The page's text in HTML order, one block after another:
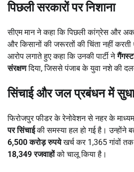
पिछली सरकारों पर निशाना
सीएम मान ने कहा कि पिछली कांग्रेस और
और किसानों की जरूरतों की चिंता नहीं
आरोप लगाते हुए कहा कि उनकी पार्टी ने
संरक्षणदिया, जिससे पंजाब के युवा नशे की
सिंचाई और जल प्रबंधन में
फिरोजपुर फीडर के रेनोवेशन से नहर के
पर सिंचाईकी समस्या हल हो गई है। उन्होंने
6,500 करोड़ रुपयेखर्च कर 1,365 गांवों तक
18,349 रजवाहोंको चालू किया है।